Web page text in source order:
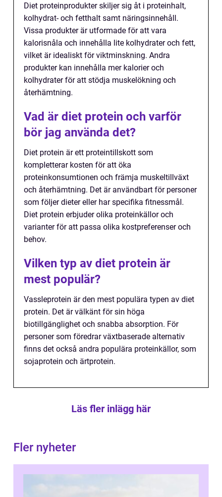
Diet proteinprodukter skiljer sig åt i proteinhalt,
kolhydrat- och fetthalt samt näringsinnehåll.
Vissa produkter är utformade för att vara
kalorisnåla och innehålla lite kolhydrater och fett,
vilket är idealiskt för viktminskning. Andra
produkter kan innehålla mer kalorier och
kolhydrater för att stödja muskelökning och
återhämtning.
Vad är diet protein och varför
bör jag använda det?
Diet protein är ett proteintillskott som
kompletterar kosten för att öka
proteinkonsumtionen och främja muskeltillväxt
och återhämtning. Det är användbart för personer
som följer dieter eller har specifika fitnessmål.
Diet protein erbjuder olika proteinkällor och
varianter för att passa olika kostpreferenser och
behov.
Vilken typ av diet protein är
mest populär?
Vassleprotein är den mest populära typen av diet
protein. Det är välkänt för sin höga
biotillgänglighet och snabba absorption. För
personer som föredrar växtbaserade alternativ
finns det också andra populära proteinkällor, som
sojaprotein och ärtprotein.
Läs fler inlägg här
Fler nyheter